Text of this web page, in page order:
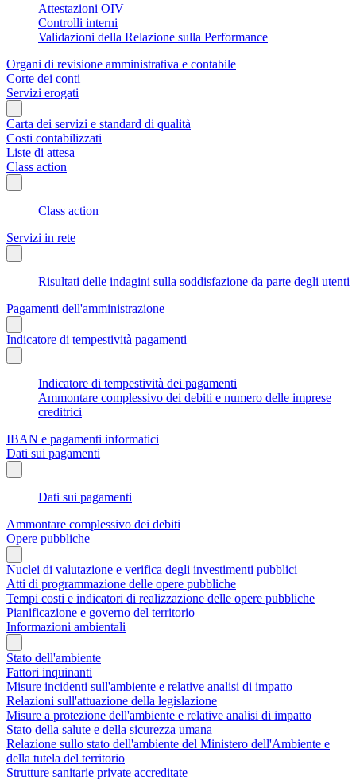
Attestazioni OIV
Controlli interni
Validazioni della Relazione sulla Performance
Organi di revisione amministrativa e contabile
Corte dei conti
Servizi erogati
Carta dei servizi e standard di qualità
Costi contabilizzati
Liste di attesa
Class action
Class action
Servizi in rete
Risultati delle indagini sulla soddisfazione da parte degli utenti
Pagamenti dell'amministrazione
Indicatore di tempestività pagamenti
Indicatore di tempestività dei pagamenti
Ammontare complessivo dei debiti e numero delle imprese
creditrici
IBAN e pagamenti informatici
Dati sui pagamenti
Dati sui pagamenti
Ammontare complessivo dei debiti
Opere pubbliche
Nuclei di valutazione e verifica degli investimenti pubblici
Atti di programmazione delle opere pubbliche
Tempi costi e indicatori di realizzazione delle opere pubbliche
Pianificazione e governo del territorio
Informazioni ambientali
Stato dell'ambiente
Fattori inquinanti
Misure incidenti sull'ambiente e relative analisi di impatto
Relazioni sull'attuazione della legislazione
Misure a protezione dell'ambiente e relative analisi di impatto
Stato della salute e della sicurezza umana
Relazione sullo stato dell'ambiente del Ministero dell'Ambiente e
della tutela del territorio
Strutture sanitarie private accreditate